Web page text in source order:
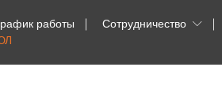
работы Сотрудничество